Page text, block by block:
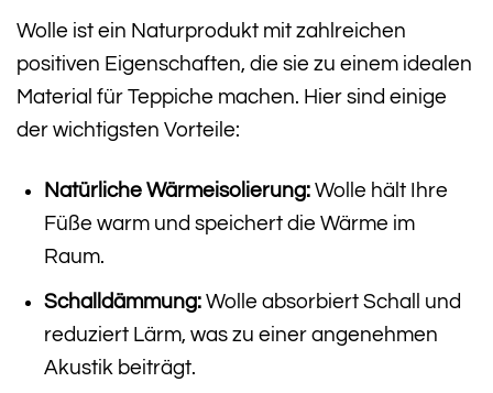
Wolle ist ein Naturprodukt mit zahlreichen
positiven Eigenschaften, die sie zu einem idealen
Material für Teppiche machen. Hier sind einige
der wichtigsten Vorteile:
Natürliche Wärmeisolierung:Wolle hält Ihre
Füße warm und speichert die Wärme im
Raum.
Schalldämmung:Wolle absorbiert Schall und
reduziert Lärm, was zu einer angenehmen
Akustik beiträgt.